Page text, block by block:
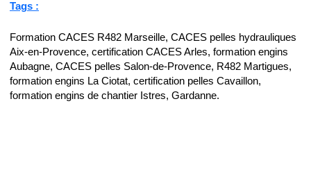
Tags :
Formation CACES R482 Marseille, CACES pelles hydrauliques
Aix-en-Provence, certification CACES Arles, formation engins
Aubagne, CACES pelles Salon-de-Provence, R482 Martigues,
formation engins La Ciotat, certification pelles Cavaillon,
formation engins de chantier Istres, Gardanne.